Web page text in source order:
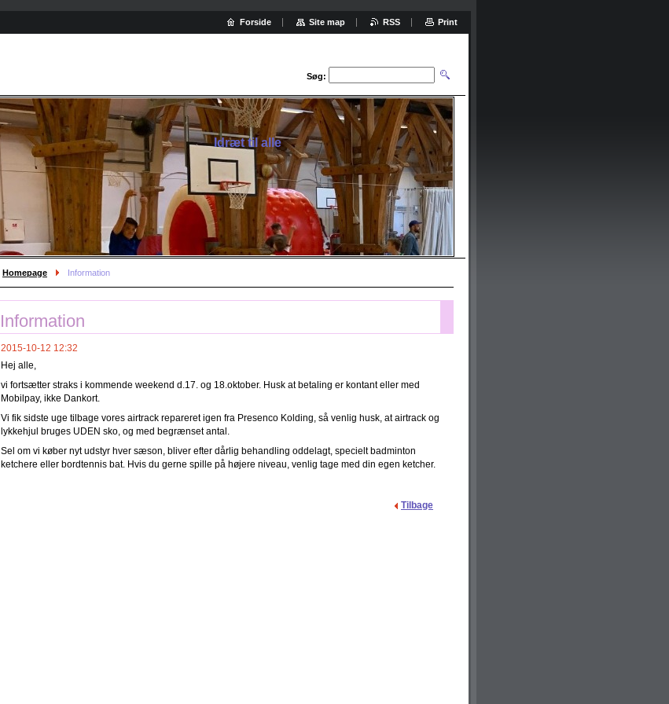
Søg:
Idræt til alle
Homepage Information
Information
2015-10-12 12:32
Hej alle,
vi fortsætter straks i kommende weekend d.17. og 18.oktober. Husk at betaling er kontant eller med
Mobilpay, ikke Dankort.
Vi fik sidste uge tilbage vores airtrack repareret igen fra Presenco Kolding, så venlig husk, at airtrack og
lykkehjul bruges UDEN sko, og med begrænset antal.
Sel om vi køber nyt udstyr hver sæson, bliver efter dårlig behandling oddelagt, specielt badminton
ketchere eller bordtennis bat. Hvis du gerne spille på højere niveau, venlig tage med din egen ketcher.
Tilbage
Forside Site map RSS Print